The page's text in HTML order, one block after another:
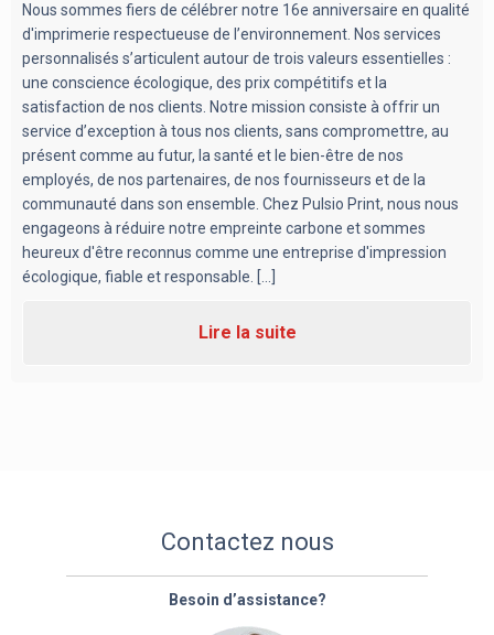
Nous sommes fiers de célébrer notre 16e anniversaire en qualité
d'imprimerie respectueuse de l’environnement. Nos services
personnalisés s’articulent autour de trois valeurs essentielles :
une conscience écologique, des prix compétitifs et la
satisfaction de nos clients. Notre mission consiste à offrir un
service d’exception à tous nos clients, sans compromettre, au
présent comme au futur, la santé et le bien-être de nos
employés, de nos partenaires, de nos fournisseurs et de la
communauté dans son ensemble. Chez Pulsio Print, nous nous
engageons à réduire notre empreinte carbone et sommes
heureux d'être reconnus comme une entreprise d'impression
écologique, fiable et responsable. [...]
Lire la suite
Contactez nous
Besoin d’assistance?